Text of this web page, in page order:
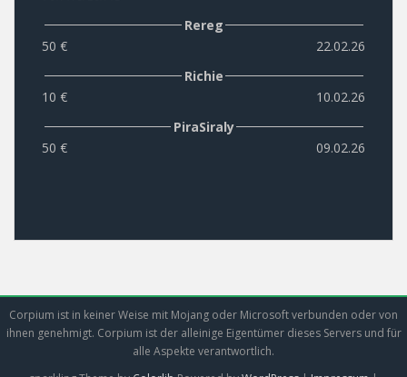
Rereg
50 €
22.02.26
Richie
10 €
10.02.26
PiraSiraly
50 €
09.02.26
Corpium ist in keiner Weise mit Mojang oder Microsoft verbunden oder von
ihnen genehmigt. Corpium ist der alleinige Eigentümer dieses Servers und für
alle Aspekte verantwortlich.